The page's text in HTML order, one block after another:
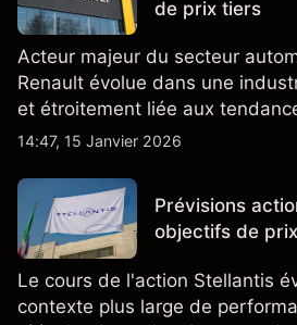
de prix tiers
Acteur majeur du secteur
Renault évolue dans une
et étroitement liée aux
générales.
14:47, 15 Janvier 2026
Prévisions
objectifs de
Le cours de l'action Stellantis
contexte plus large de